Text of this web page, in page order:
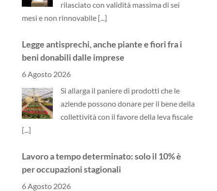
rilasciato con validità massima di sei
mesi e non rinnovabile [...]
Legge antisprechi, anche piante e fiori fra i
beni donabili dalle imprese
6 Agosto 2026
Si allarga il paniere di prodotti che le
aziende possono donare per il bene della
collettività con il favore della leva fiscale
[...]
Lavoro a tempo determinato: solo il 10% è
per occupazioni stagionali
6 Agosto 2026